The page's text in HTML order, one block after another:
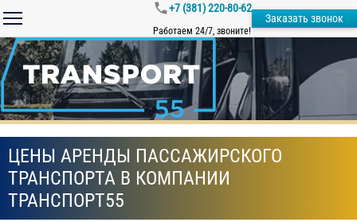
+7 (381) 220-80-62
Работаем 24/7, звоните!
Заказать звонок
ЦЕНЫ АРЕНДЫ ПАССАЖИРСКОГО
ТРАНСПОРТА В КОМПАНИИ
ТРАНСПОРТ55